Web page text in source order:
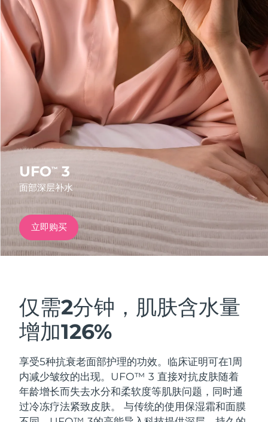
UFO™ 3
面部深层补水
立即购买
仅需2分钟，肌肤含水量
增加126%
享受5种抗衰老面部护理的功效。临床证明可在1周
内减少皱纹的出现。UFO™ 3 直接对抗皮肤随着
年龄增长而失去水分和柔软度等肌肤问题，同时通
过冷冻疗法紧致皮肤。
与传统的使用保湿霜和面膜
我的订阅
FAQ™ Dual LED Panel
热门产品
特别优惠
红光疗法
LUNA™ 4 套装
Anti-aging massage
BEAR™ 2 套装
Microcurrent toning
发货国家
美国 预计送达日期 8/11/26
英国 预计送达日期 8/10/26
西班牙 预计送达日期8/10/26
澳大利亚 预计送达日期8/13/26
预计送达日期8/10/26
德国 预计送达日期 8/10/26
加拿大 预计送达日期
奥地利 预计送达日期 8/10/26
巴林
比利时 预计送达日期 8/10/26
百慕大 预计送达日期8/16/26
波斯尼亚和黑塞哥维那 预计送达日期8/13/26